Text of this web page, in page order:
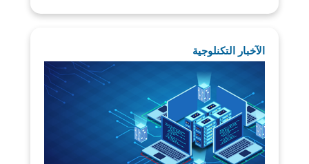
الآخبار التكنلوجية